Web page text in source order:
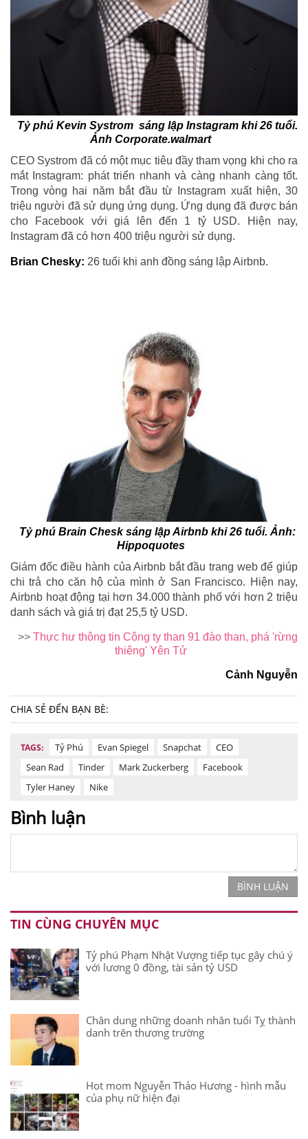
Tỷ phú Kevin Systrom sáng lập Instagram khi 26 tuổi.
Ảnh Corporate.walmart
CEO Systrom đã có một mục tiêu đầy tham vọng khi cho ra
mắt Instagram: phát triển nhanh và càng nhanh càng tốt.
Trong vòng hai năm bắt đầu từ Instagram xuất hiện, 30
triệu người đã sử dụng ứng dụng. Ứng dụng đã được bán
cho Facebook với giá lên đến 1 tỷ USD. Hiện nay,
Instagram đã có hơn 400 triệu người sử dụng.
Brian Chesky: 26 tuổi khi anh đồng sáng lập Airbnb.
Tỷ phú Brain Chesk sáng lập Airbnb khi 26 tuổi. Ảnh:
Hippoquotes
Giám đốc điều hành của Airbnb bắt đầu trang web để giúp
chi trả cho căn hộ của mình ở San Francisco. Hiện nay,
Airbnb hoạt động tại hơn 34.000 thành phố với hơn 2 triệu
danh sách và giá trị đạt 25,5 tỷ USD.
>> Thực hư thông tin Công ty than 91 đào than, phá 'rừng
thiêng' Yên Tử
Cảnh Nguyễn
CHIA SẺ ĐẾN BẠN BÈ:
TAGS: Tỷ Phú Evan Spiegel Snapchat
CEO
Sean Rad
Tinder Mark Zuckerberg
Facebook
Tyler Haney
Nike
Bình luận
BÌNH LUẬN
TIN CÙNG CHUYÊN MỤC
Tỷ phú Phạm Nhật Vượng tiếp tục gây chú ý
với lương 0 đồng, tài sản tỷ USD
Chân dung những doanh nhân tuổi Tỵ thành
danh trên thương trường
Hot mom Nguyễn Thảo Hương - hình mẫu
của phụ nữ hiện đại